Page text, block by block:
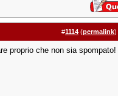
#1114 (permalink)
proprio che non sia spompato!